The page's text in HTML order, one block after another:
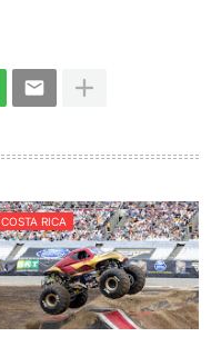
COSTA RICA